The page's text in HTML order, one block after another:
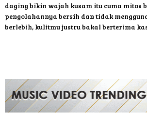
daging bikin wajah kusam itu cuma mitos
pengolahannya bersih dan tidak
berlebih, kulitmu justru bakal berterima